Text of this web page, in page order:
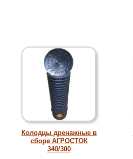
Колодцы дренажные в
сборе АГРОСТОК
340/300